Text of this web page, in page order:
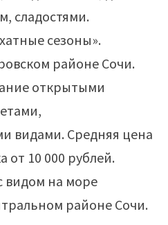
сладостями.
сезоны».
районе Сочи.
открытыми
видами. Средняя цена
от 10 000 рублей.
видом на море
районе Сочи.